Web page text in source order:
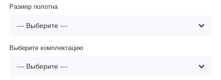
Размер полотна
Выберите комплектацию